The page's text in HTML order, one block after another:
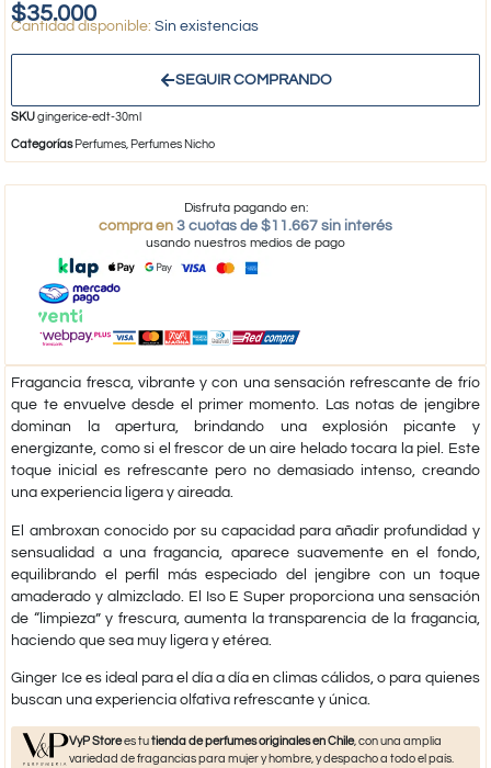
$35.000 Sin existencias
SEGUIR COMPRANDO
SKUgingerice-edt-30ml
Categorías Perfumes, Perfumes Nicho
Disfruta pagando en:
compra en 3 cuotas de $11.667 sin interés
usando nuestros medios de pago
Fragancia fresca, vibrante y con una sensación refrescante de frío
que te envuelve desde el primer momento. Las notas de jengibre
dominan la apertura, brindando una explosión picante y
energizante, como si el frescor de un aire helado tocara la piel. Este
toque inicial es refrescante pero no demasiado intenso, creando
una experiencia ligera y aireada.
El ambroxan conocido por su capacidad para añadir profundidad y
sensualidad a una fragancia, aparece suavemente en el fondo,
equilibrando el perfil más especiado del jengibre con un toque
amaderado y almizclado. El Iso E Super proporciona una sensación
de “limpieza” y frescura, aumenta la transparencia de la fragancia,
haciendo que sea muy ligera y etérea.
Ginger Ice es ideal para el día a día en climas cálidos, o para quienes
buscan una experiencia olfativa refrescante y única.
VyP Storees tutienda de perfumes originales en Chile, con una amplia
variedad de fragancias para mujer y hombre, y despacho a todo el país.